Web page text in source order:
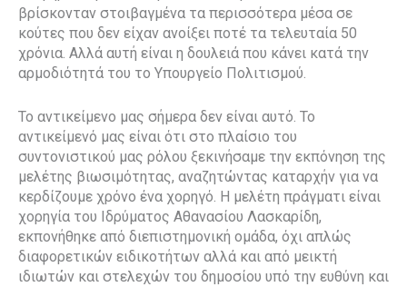
βρίσκονταν στοιβαγμένα τα περισσότερα μέσα σε
κούτες που δεν είχαν ανοίξει ποτέ τα τελευταία 50
χρόνια. Αλλά αυτή είναι η δουλειά που κάνει κατά την
αρμοδιότητά του το Υπουργείο Πολιτισμού.
Το αντικείμενο μας σήμερα δεν είναι αυτό. Το
αντικείμενό μας είναι ότι στο πλαίσιο του
συντονιστικού μας ρόλου ξεκινήσαμε την εκπόνηση της
μελέτης βιωσιμότητας, αναζητώντας καταρχήν για να
κερδίζουμε χρόνο ένα χορηγό. Η μελέτη πράγματι είναι
χορηγία του Ιδρύματος Αθανασίου Λασκαρίδη,
εκπονήθηκε από διεπιστημονική ομάδα, όχι απλώς
διαφορετικών ειδικοτήτων αλλά και από μεικτή
ιδιωτών και στελεχών του δημοσίου υπό την ευθύνη και